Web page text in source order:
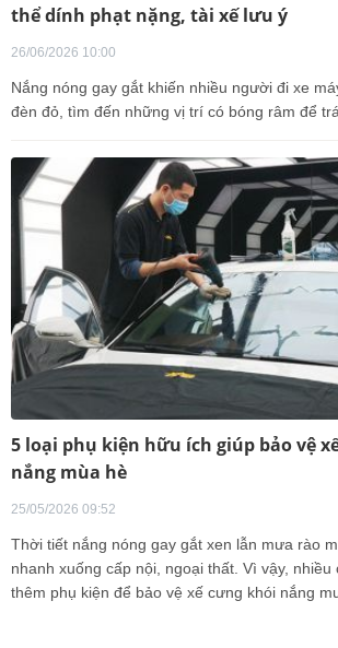
thể dính phạt nặng, tài xế lưu ý
26/06/2026 10:00
Nắng nóng gay gắt khiến nhiều người đi xe
đèn đỏ, tìm đến những vị trí có bóng râm để
5 loại phụ kiện hữu ích giúp bảo vệ
nắng mùa hè
25/05/2026 09:52
Thời tiết nắng nóng gay gắt xen lẫn mưa rào
nhanh xuống cấp nội, ngoại thất. Vì vậy,
thêm phụ kiện để bảo vệ xế cưng khói nắng